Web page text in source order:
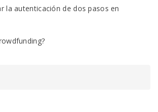
la autenticación de dos pasos en